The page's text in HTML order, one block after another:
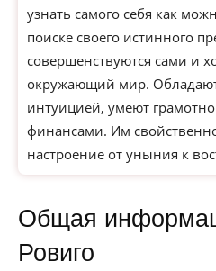
узнать самого себя как
поиске своего истинного
совершенствуются сами и
окружающий мир.
интуицией, умеют грамотно
финансами. Им
настроение от уныния к
Общая
Ровиго